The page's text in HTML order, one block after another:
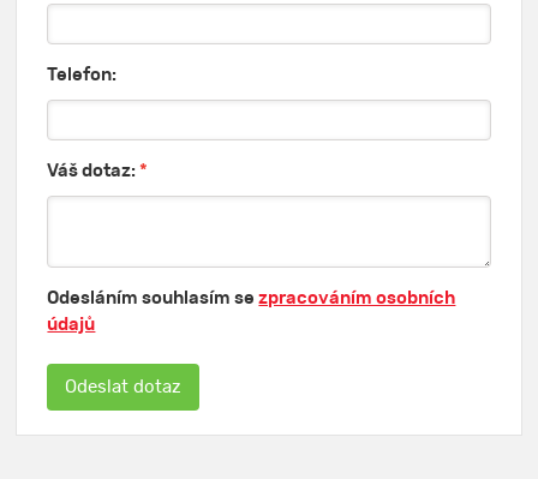
Telefon:
Váš dotaz:*
Odesláním souhlasím sezpracováním osobních
údajů